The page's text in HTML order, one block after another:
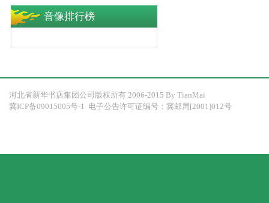
音像排行榜
河北省新华书店集团公司版权所有 2006-2015 By TianMai
冀ICP备09015005号-1 电子公告许可证编号：冀邮局[2001]012号